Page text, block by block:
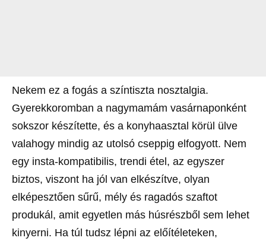
Nekem ez a fogás a színtiszta nosztalgia.
Gyerekkoromban a nagymamám vasárnaponként
sokszor készítette, és a konyhaasztal körül ülve
valahogy mindig az utolsó cseppig elfogyott. Nem
egy insta-kompatibilis, trendi étel, az egyszer
biztos, viszont ha jól van elkészítve, olyan
elképesztően sűrű, mély és ragadós szaftot
produkál, amit egyetlen más húsrészből sem lehet
kinyerni. Ha túl tudsz lépni az előítéleteken,